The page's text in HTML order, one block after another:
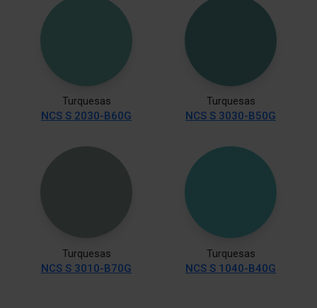
Turquesas
NCS S 2030-B60G
Turquesas
NCS S 3030-B50G
Turquesas
NCS S 3010-B70G
Turquesas
NCS S 1040-B40G